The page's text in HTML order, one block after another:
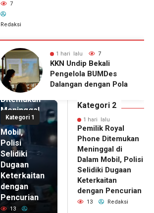
7
Redaksi
1 hari lalu 7
KKN Undip Bekali
Pengelola BUMDes
Dalangan dengan Pola
Kategori 1
1 hari lalu
Pemilik
Royal
Phone
Ditemukan
Meninggal
di Dalam
Mobil,
Polisi
Selidiki
Dugaan
Keterkaitan
dengan
Pencurian
13
Kategori 2
1 hari lalu
Pemilik Royal
Phone Ditemukan
Meninggal di
Dalam Mobil, Polisi
Selidiki Dugaan
Keterkaitan
dengan Pencurian
13 Redaksi